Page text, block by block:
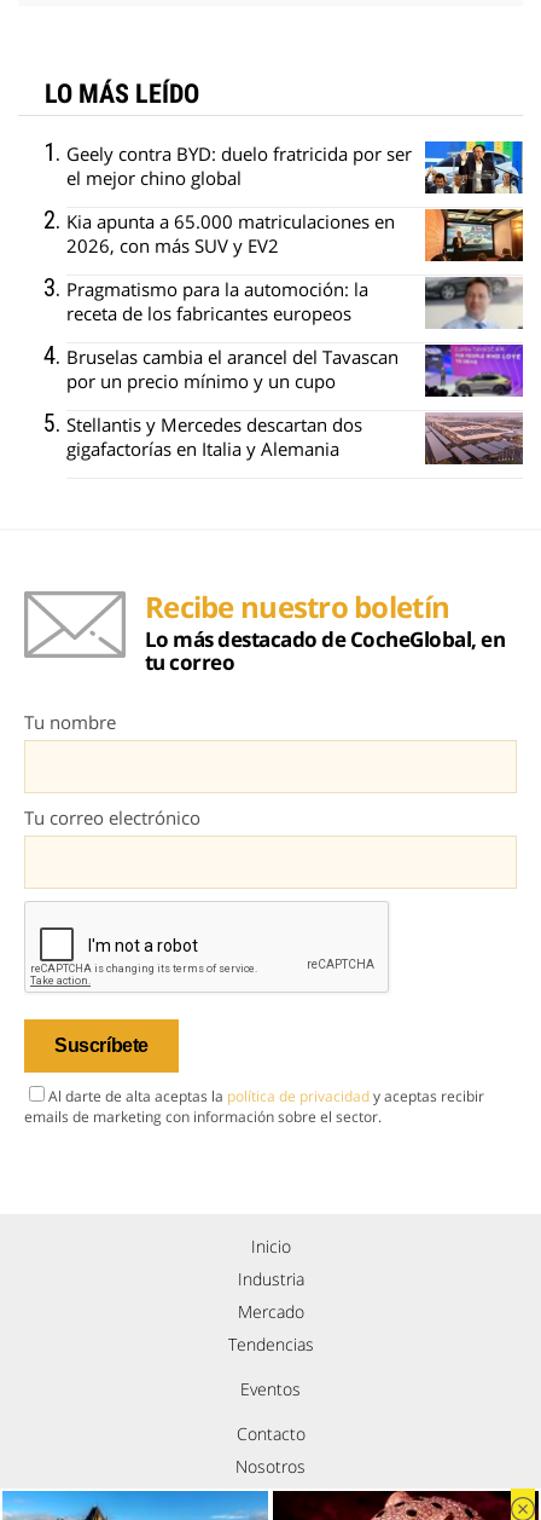
LO MÁS LEÍDO
Geely contra BYD: duelo fratricida por ser
el mejor chino global
Kia apunta a 65.000 matriculaciones en
2026, con más SUV y EV2
Pragmatismo para la automoción: la
receta de los fabricantes europeos
Bruselas cambia el arancel del Tavascan
por un precio mínimo y un cupo
Stellantis y Mercedes descartan dos
gigafactorías en Italia y Alemania
Recibe nuestro boletín
Lo más destacado de CocheGlobal, en
tu correo
Tu nombre
Tu correo electrónico
Al darte de alta aceptas la política de privacidady aceptas recibir
emails de marketing con información sobre el sector.
Inicio
Industria
Mercado
Tendencias
Eventos
Contacto
Nosotros
Política de privacidad